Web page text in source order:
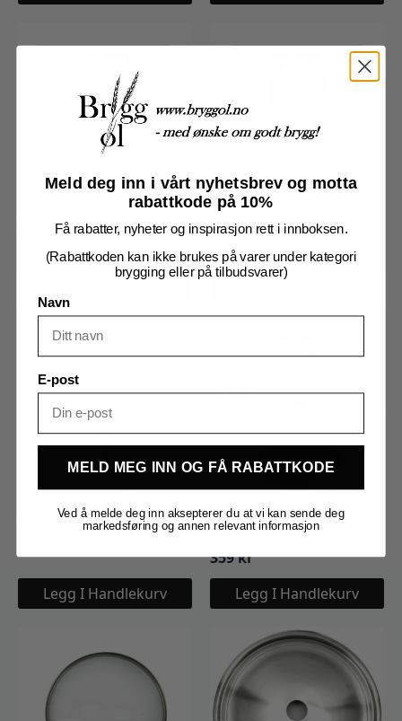
1.190kr
BrewZilla Dolly Base
65/100 L
1.390kr
BrewZilla Whirlpool Arm
Legg I Handlekurv
BrewZilla/Digiboil 35L
Rustfritt lokk
359kr
Legg I Handlekurv
Meld deg inn i vårt nyhetsbrev og motta
rabattkode på 10%
Få rabatter, nyheter og inspirasjon rett i innboksen.
(Rabattkoden kan ikke brukes på varer under kategori
brygging eller på tilbudsvarer)
Navn
E-post
MELD MEG INN OG FÅ RABATTKODE
Ved å melde deg inn aksepterer du at vi kan sende deg
markedsføring og annen relevant informasjon